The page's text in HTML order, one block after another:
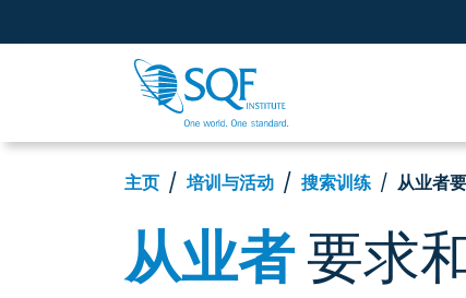
主页 培训与活动 搜索训练 从业者
从业者要求